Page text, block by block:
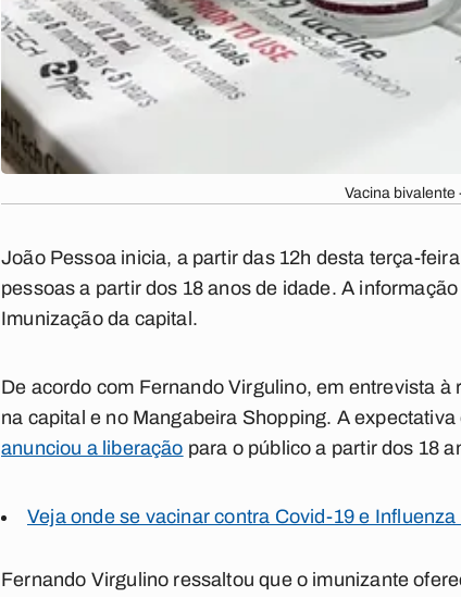
Vacina bivalente
João Pessoa inicia, a partir das 12h desta terça-
pessoas a partir dos 18 anos de idade. A
Imunização da capital.
De acordo com Fernando Virgulino, em entrevista
na capital e no Mangabeira Shopping. A
anunciou a liberação para o público a partir dos 18
Veja onde se vacinar contra Covid-19 e
Fernando Virgulino ressaltou que o imunizante